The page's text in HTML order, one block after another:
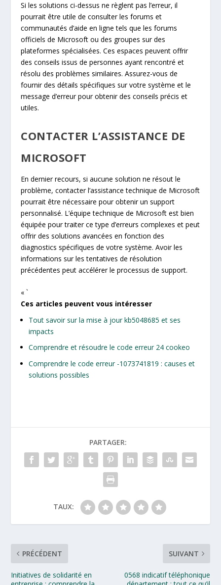
Si les solutions ci-dessus ne règlent pas l’erreur, il
pourrait être utile de consulter les forums et
communautés d’aide en ligne tels que les forums
officiels de Microsoft ou des groupes sur des
plateformes spécialisées. Ces espaces peuvent offrir
des conseils issus de personnes ayant rencontré et
résolu des problèmes similaires. Assurez-vous de
fournir des détails spécifiques sur votre système et le
message d’erreur pour obtenir des conseils précis et
utiles.
CONTACTER L’ASSISTANCE DE
MICROSOFT
En dernier recours, si aucune solution ne résout le
problème, contacter l’assistance technique de Microsoft
pourrait être nécessaire pour obtenir un support
personnalisé. L’équipe technique de Microsoft est bien
équipée pour traiter ce type d’erreurs complexes et peut
offrir des solutions avancées en fonction des
diagnostics spécifiques de votre système. Avoir les
informations sur les tentatives de résolution
précédentes peut accélérer le processus de support.
« `
Ces articles peuvent vous intéresser
Tout savoir sur la mise à jour kb5048685 et ses
impacts
Comprendre et résoudre le code erreur 24 cookeo
Comprendre le code erreur -1073741819 : causes et
solutions possibles
PARTAGER:
TAUX:
PRÉCÉDENT
Initiatives de solidarité en
SUIVANT
0568 indicatif téléphonique